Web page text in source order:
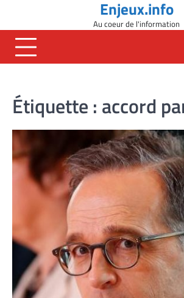
content
Enjeux.info
Au coeur de l'information
Étiquette : accord